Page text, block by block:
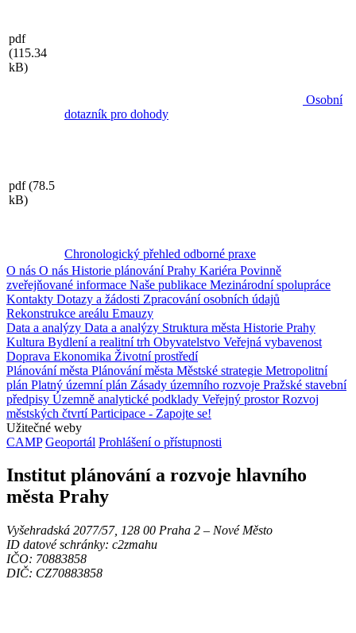
pdf
(115.34
kB)
Osobní
dotazník pro dohody
pdf(78.5
kB)
Chronologický přehled odborné praxe
O nás O nás Historie plánování Prahy Kariéra Povinně
zveřejňované informace Naše publikace Mezinárodní spolupráce
Kontakty Dotazy a žádosti Zpracování osobních údajů
Rekonstrukce areálu Emauzy
Data a analýzy Data a analýzy Struktura města Historie Prahy
Kultura Bydlení a realitní trh Obyvatelstvo Veřejná vybavenost
Doprava Ekonomika Životní prostředí
Plánování města Plánování města Městské strategie Metropolitní
plán Platný územní plán Zásady územního rozvoje Pražské stavební
předpisy Územně analytické podklady Veřejný prostorRozvoj
městských čtvrtíParticipace - Zapojte se!
Užitečné weby
CAMP Geoportál Prohlášení o přístupnosti
Institut plánování a rozvoje hlavního
města Prahy
Vyšehradská 2077/57, 128 00 Praha 2 ‒ Nové Město
ID datové schránky: c2zmahu
IČO: 70883858
DIČ: CZ70883858